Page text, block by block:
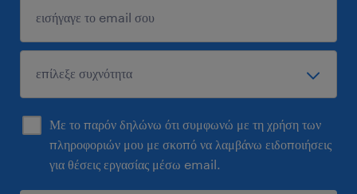
Με το παρόν δηλώνω ότι συμφωνώ με τη χρήση των
πληροφοριών μου με σκοπό να λαμβάνω ειδοποιήσεις
για θέσεις εργασίας μέσω email.